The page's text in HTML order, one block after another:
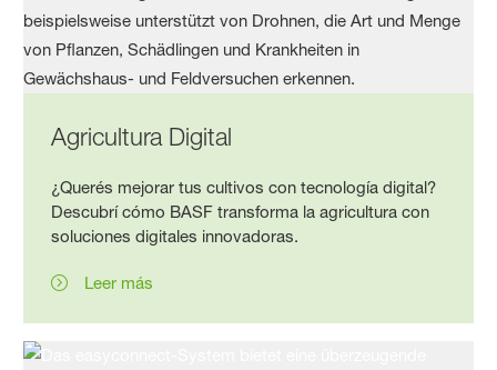
Agricultura Digital
¿Querés mejorar tus cultivos con tecnología digital?
Descubrí cómo BASF transforma la agricultura con
soluciones digitales innovadoras.
Leer más